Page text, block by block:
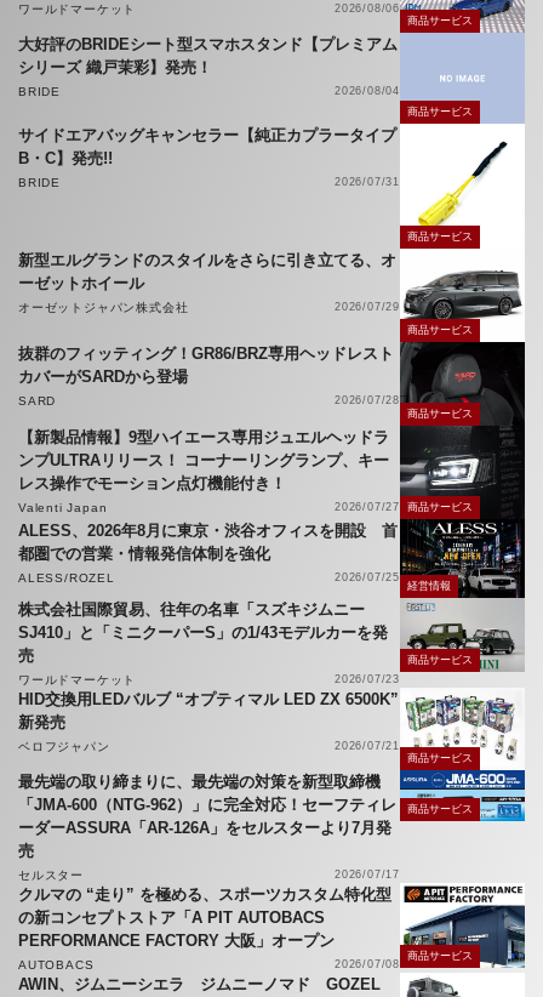
ワールドマーケット
2026/08/06
商品サービス
大好評のBRIDEシート型スマホスタンド【プレミアム
シリーズ 織戸茉彩】発売！
BRIDE
2026/08/04
商品サービス
サイドエアバッグキャンセラー【純正カプラータイプ
B・C】発売!!
BRIDE 2026/07/31
商品サービス
新型エルグランドのスタイルをさらに引き立てる、オ
ーゼットホイール
オーゼットジャパン株式会社
2026/07/29
商品サービス
抜群のフィッティング！GR86/BRZ専用ヘッドレスト
カバーがSARDから登場
SARD
2026/07/28
商品サービス
【新製品情報】9型ハイエース専用ジュエルヘッドラ
ンプULTRAリリース！ コーナーリングランプ、キー
レス操作でモーション点灯機能付き！
Valenti Japan 2026/07/27 商品サービス
ALESS、2026年8月に東京・渋谷オフィスを開設 首
都圏での営業・情報発信体制を強化
ALESS/ROZEL 2026/07/25
経営情報
株式会社国際貿易、往年の名車「スズキジムニー
SJ410」と「ミニクーパーS」の1/43モデルカーを発
売
ワールドマーケット 2026/07/23
商品サービス
HID交換用LEDバルブ “オプティマル LED ZX 6500K”
新発売
ベロフジャパン
2026/07/21
商品サービス
最先端の取り締まりに、最先端の対策を新型取締機
「JMA-600（NTG-962）」に完全対応！セーフティレ
ーダーASSURA「AR-126A」をセルスターより7月発
売
セルスター 2026/07/17
商品サービス
クルマの “走り” を極める、スポーツカスタム特化型
の新コンセプトストア「A PIT AUTOBACS
PERFORMANCE FACTORY 大阪」オープン
AUTOBACS 2026/07/08
商品サービス
AWIN、ジムニーシエラ ジムニーノマド GOZEL